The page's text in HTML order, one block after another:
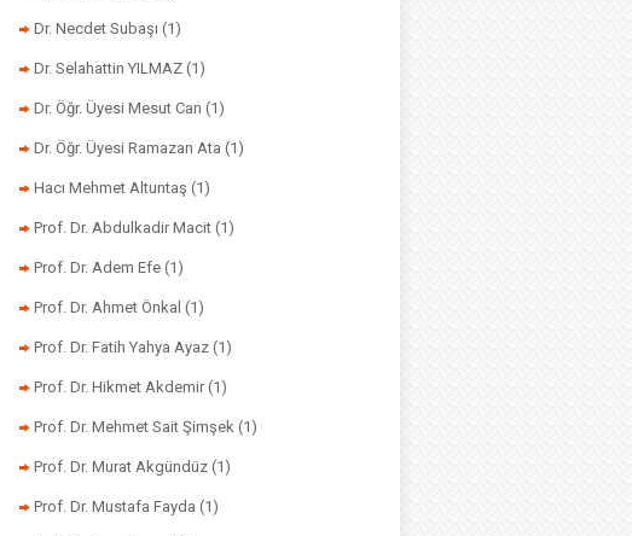
Dr. Necdet Subaşı (1)
Dr. Selahattin YILMAZ (1)
Dr. Öğr. Üyesi Mesut Can (1)
Dr. Öğr. Üyesi Ramazan Ata (1)
Hacı Mehmet Altuntaş (1)
Prof. Dr. Abdulkadir Macit (1)
Prof. Dr. Adem Efe (1)
Prof. Dr. Ahmet Önkal (1)
Prof. Dr. Fatih Yahya Ayaz (1)
Prof. Dr. Hikmet Akdemir (1)
Prof. Dr. Mehmet Sait Şimşek (1)
Prof. Dr. Murat Akgündüz (1)
Prof. Dr. Mustafa Fayda (1)